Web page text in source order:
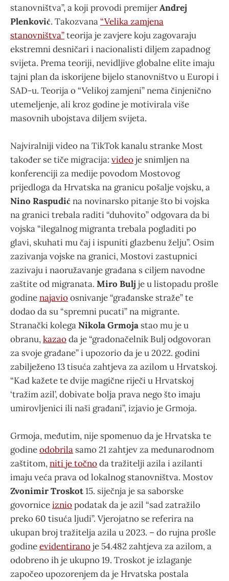
stanovništva”, a koji provodi premijerAndrej
Plenković. Takozvana“Velika zamjena
stanovništva”teorija je zavjere koju zagovaraju
ekstremni desničari i nacionalisti diljem zapadnog
svijeta. Prema teoriji, nevidljive globalne elite imaju
tajni plan da iskorijene bijelo stanovništvo u Europi i
SAD-u. Teorija o “Velikoj zamjeni” nema činjenično
utemeljenje, ali kroz godine je motivirala više
masovnih ubojstava diljem svijeta.
Najviralniji video na TikTok kanalu stranke Most
također se tiče migracija: videoje snimljen na
konferenciji za medije povodom Mostovog
prijedloga da Hrvatska na granicu pošalje vojsku, a
Nino Raspudić na novinarsko pitanje što bi vojska
na granici trebala raditi “duhovito” odgovara da bi
vojska “ilegalnog migranta trebala pogladiti po
glavi, skuhati mu čaj i ispuniti glazbenu želju”. Osim
zazivanja vojske na granici, Mostovi zastupnici
zazivaju i naoružavanje građana s ciljem navodne
zaštite od migranata. Miro Bulj je u listopadu prošle
godinenajavioosnivanje “građanske straže” te
dodao da su “spremni pucati” na migrante.
Stranački kolegaNikola Grmoja stao mu je u
obranu,kazaoda je “gradonačelnik Bulj odgovoran
za svoje građane” i upozorio da je u 2022. godini
zabilježeno 13 tisuća zahtjeva za azilom u Hrvatskoj.
“Kad kažete te dvije magične riječi u Hrvatskoj
‘tražim azil’, dobivate bolja prava nego što imaju
umirovljenici ili naši građani”, izjavio je Grmoja.
Grmoja, međutim, nije spomenuo da je Hrvatska te
godineodobrila samo 21 zahtjev za međunarodnom
zaštitom,niti je točnoda tražitelji azila i azilanti
imaju veća prava od lokalnog stanovništva. Mostov
Zvonimir Troskot15. siječnja je sa saborske
govorniceizniopodatak da je azil “sad zatražilo
preko 60 tisuća ljudi”. Vjerojatno se referira na
ukupan broj tražitelja azila u 2023. – do rujna prošle
godineevidentiranoje 54.482 zahtjeva za azilom, a
odobreno ih je ukupno 19. Troskot je izlaganje
započeo upozorenjem da je Hrvatska postala